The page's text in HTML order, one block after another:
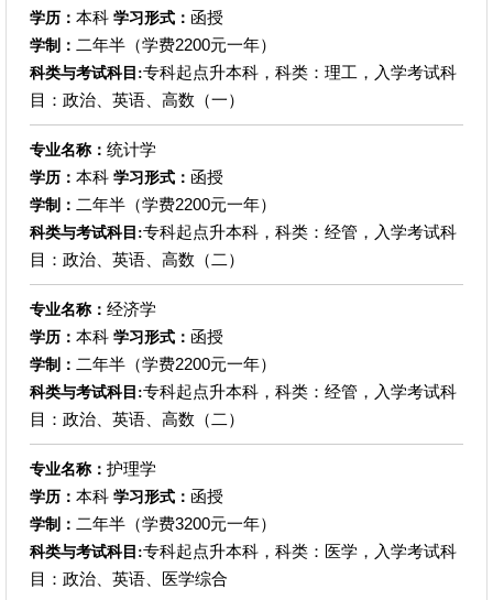
学历： 本科 学习形式： 函授
学制： 二年半（学费2200元一年）
科类与考试科目:专科起点升本科，科类：理工，入学考试科
目：政治、英语、高数（一）
专业名称： 统计学
学历： 本科 学习形式： 函授
学制： 二年半（学费2200元一年）
科类与考试科目:专科起点升本科，科类：经管，入学考试科
目：政治、英语、高数（二）
专业名称： 经济学
学历： 本科 学习形式： 函授
学制： 二年半（学费2200元一年）
科类与考试科目:专科起点升本科，科类：经管，入学考试科
目：政治、英语、高数（二）
专业名称： 护理学
学历： 本科 学习形式： 函授
学制： 二年半（学费3200元一年）
科类与考试科目:专科起点升本科，科类：医学，入学考试科
目：政治、英语、医学综合